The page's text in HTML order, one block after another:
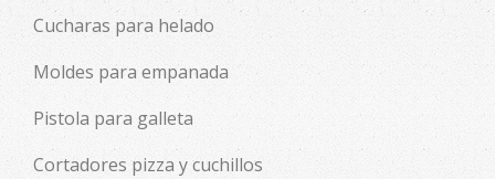
Cucharas para helado
Moldes para empanada
Pistola para galleta
Cortadores pizza y cuchillos